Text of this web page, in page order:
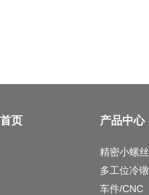
首页 产品中心
精密小螺丝
多工位冷镦
车件/CNC